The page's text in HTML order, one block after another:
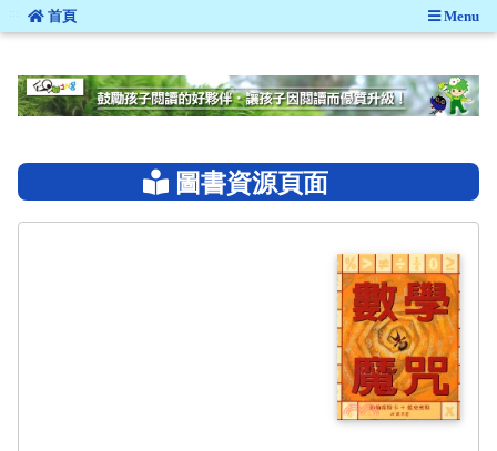
::: 首頁 Menu
圖書資源頁面